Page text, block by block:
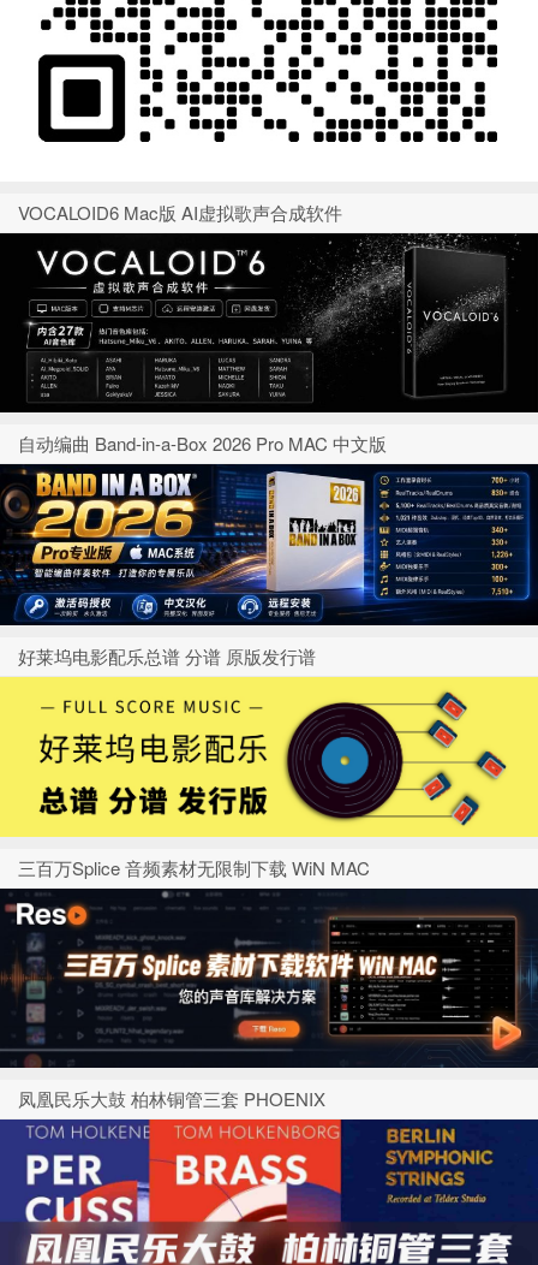
VOCALOID6 Mac版 AI虚拟歌声合成软件
自动编曲 Band-in-a-Box 2026 Pro MAC 中文版
好莱坞电影配乐总谱 分谱 原版发行谱
三百万Splice 音频素材无限制下载 WiN MAC
凤凰民乐大鼓 柏林铜管三套 PHOENIX